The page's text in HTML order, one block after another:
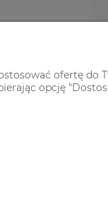
ofertę do
opcję